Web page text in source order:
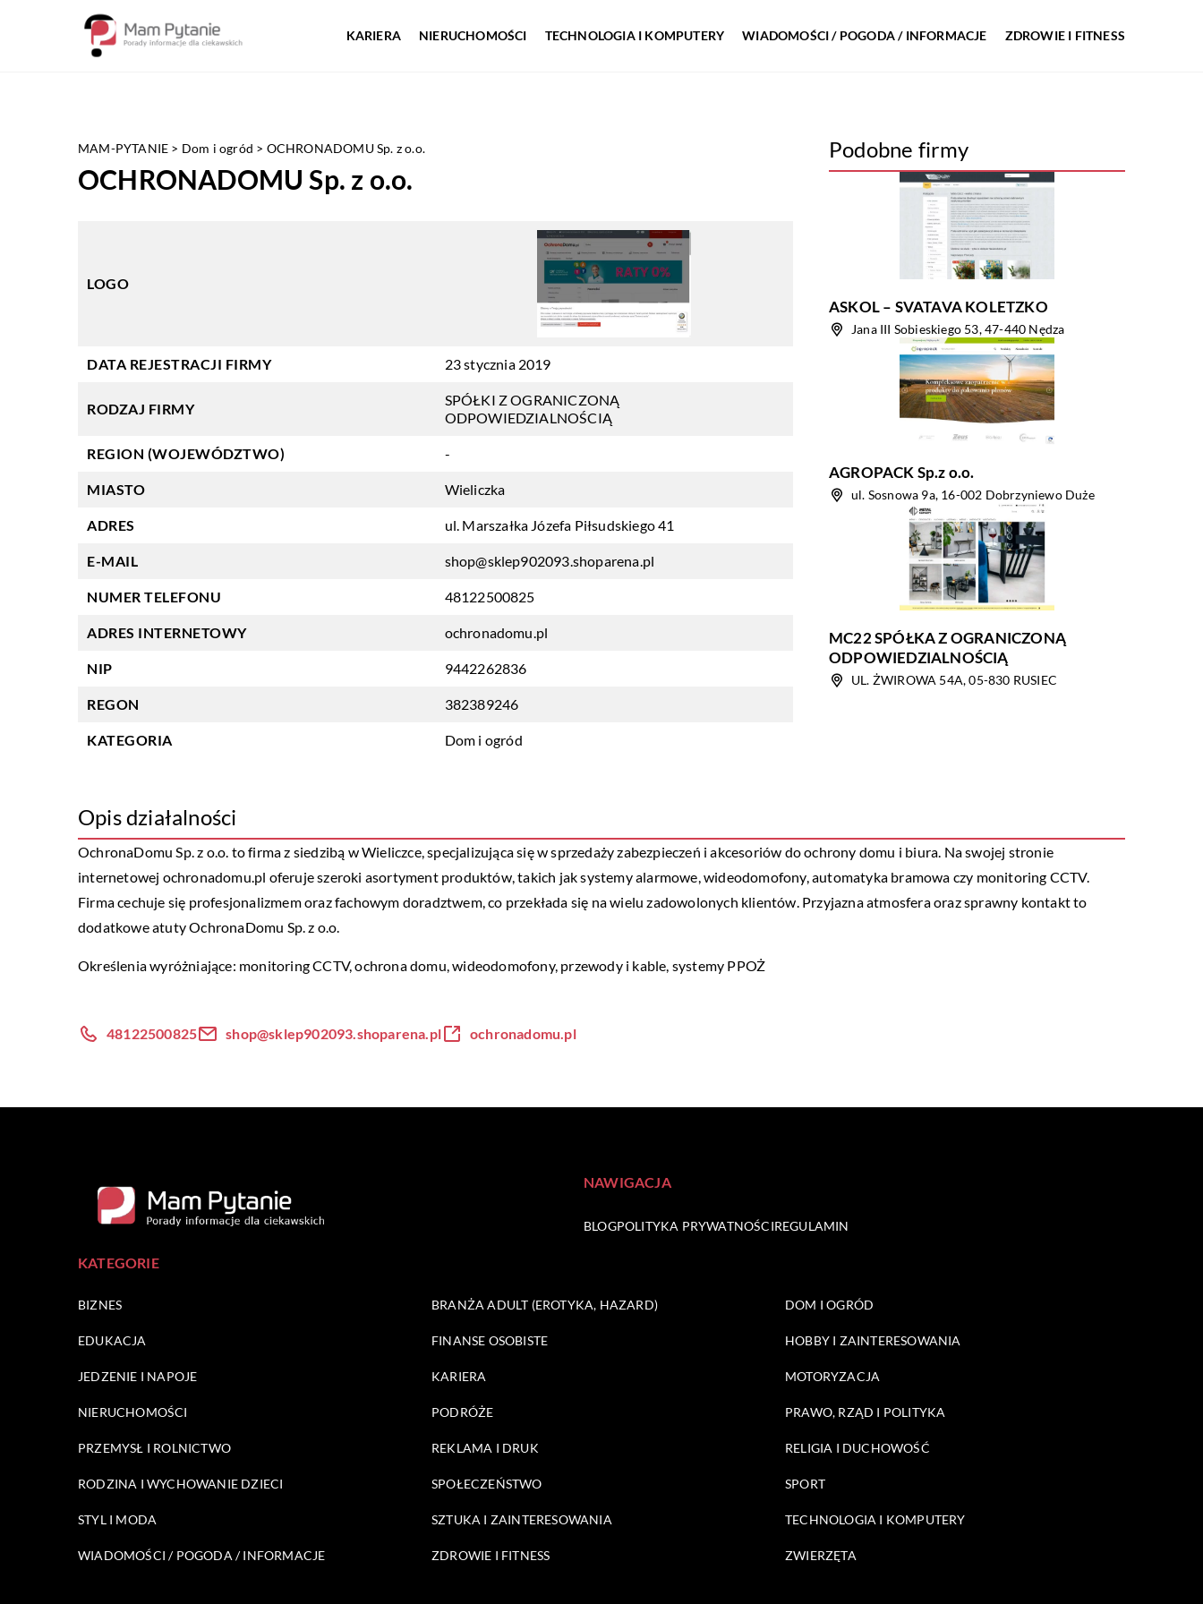
KARIERA NIERUCHOMOŚCI TECHNOLOGIA I KOMPUTERY WIADOMOŚCI / POGODA / INFORMACJE ZDROWIE I FITNESS
MAM-PYTANIE > Dom i ogród > OCHRONADOMU Sp. z o.o.
OCHRONADOMU Sp. z o.o.
LOGO
DATA REJESTRACJI FIRMY 23 stycznia 2019
RODZAJ FIRMY
SPÓŁKI Z OGRANICZONĄ
ODPOWIEDZIALNOŚCIĄ
REGION (WOJEWÓDZTWO) -
MIASTO Wieliczka
ADRES ul. Marszałka Józefa Piłsudskiego 41
E-MAIL shop@sklep902093.shoparena.pl
NUMER TELEFONU 48122500825
ADRES INTERNETOWY ochronadomu.pl
NIP 9442262836
REGON 382389246
KATEGORIA Dom i ogród
Podobne firmy
ASKOL – SVATAVA KOLETZKO
Jana III Sobieskiego 53, 47-440 Nędza
AGROPACK Sp.z o.o.
ul. Sosnowa 9a, 16-002 Dobrzyniewo Duże
MC22 SPÓŁKA Z OGRANICZONĄ
ODPOWIEDZIALNOŚCIĄ
UL. ŻWIROWA 54A, 05-830 RUSIEC
Opis działalności
OchronaDomu Sp. z o.o. to firma z siedzibą w Wieliczce, specjalizująca się w sprzedaży zabezpieczeń i akcesoriów do ochrony domu i biura. Na swojej stronie
internetowej ochronadomu.pl oferuje szeroki asortyment produktów, takich jak systemy alarmowe, wideodomofony, automatyka bramowa czy monitoring CCTV.
Firma cechuje się profesjonalizmem oraz fachowym doradztwem, co przekłada się na wielu zadowolonych klientów. Przyjazna atmosfera oraz sprawny kontakt to
dodatkowe atuty OchronaDomu Sp. z o.o.
Określenia wyróżniające: monitoring CCTV,ochrona domu, wideodomofony, przewody i kable, systemy PPOŻ
48122500825 shop@sklep902093.shoparena.pl ochronadomu.pl
NAWIGACJA
BLOGPOLITYKA PRYWATNOŚCIREGULAMIN
KATEGORIE
BIZNES BRANŻA ADULT (EROTYKA, HAZARD) DOM I OGRÓD
EDUKACJA FINANSE OSOBISTE HOBBY I ZAINTERESOWANIA
JEDZENIE I NAPOJE KARIERA MOTORYZACJA
NIERUCHOMOŚCI PODRÓŻE PRAWO, RZĄD I POLITYKA
PRZEMYSŁ I ROLNICTWO REKLAMA I DRUK RELIGIA I DUCHOWOŚĆ
RODZINA I WYCHOWANIE DZIECI SPOŁECZEŃSTWO SPORT
STYL I MODA SZTUKA I ZAINTERESOWANIA TECHNOLOGIA I KOMPUTERY
WIADOMOŚCI / POGODA / INFORMACJE ZDROWIE I FITNESS ZWIERZĘTA